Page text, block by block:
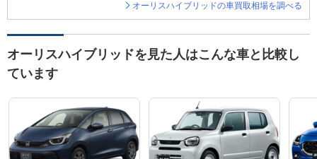
オーリスハイブリッドの車買取相場を調べる
オーリスハイブリッドを見た人はこんな車と比較し
ています